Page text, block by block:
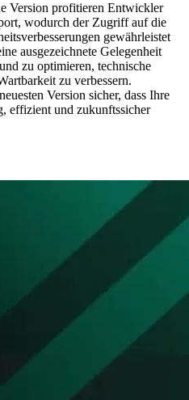
Version profitieren Entwickler
wodurch der Zugriff auf die
gewährleistet
ausgezeichnete Gelegenheit
zu optimieren, technische
zu verbessern.
Version sicher, dass Ihre
effizient und zukunftssicher